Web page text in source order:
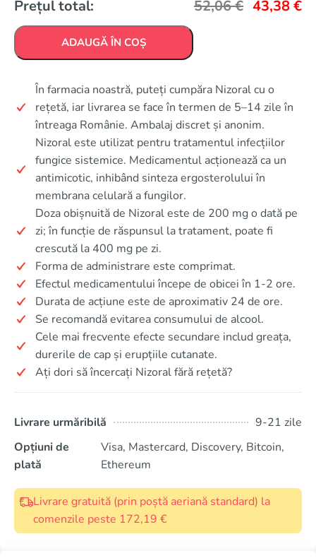
Prețul total: 52,06€ 43,38€
ADAUGĂ ÎN COȘ
În farmacia noastră, puteți cumpăra Nizoral cu o
rețetă, iar livrarea se face în termen de 5–14 zile în
întreaga Românie. Ambalaj discret și anonim.
Nizoral este utilizat pentru tratamentul infecțiilor
fungice sistemice. Medicamentul acționează ca un
antimicotic, inhibând sinteza ergosterolului în
membrana celulară a fungilor.
Doza obișnuită de Nizoral este de 200 mg o dată pe
zi; în funcție de răspunsul la tratament, poate fi
crescută la 400 mg pe zi.
Forma de administrare este comprimat.
Efectul medicamentului începe de obicei în 1-2 ore.
Durata de acțiune este de aproximativ 24 de ore.
Se recomandă evitarea consumului de alcool.
Cele mai frecvente efecte secundare includ greața,
durerile de cap și erupțiile cutanate.
Ați dori să încercați Nizoral fără rețetă?
Livrare urmăribilă
9-21 zile
Opțiuni de
plată
Visa, Mastercard, Discovery, Bitcoin,
Ethereum
Livrare gratuită (prin poștă aeriană standard) la
comenzile peste 172,19 €